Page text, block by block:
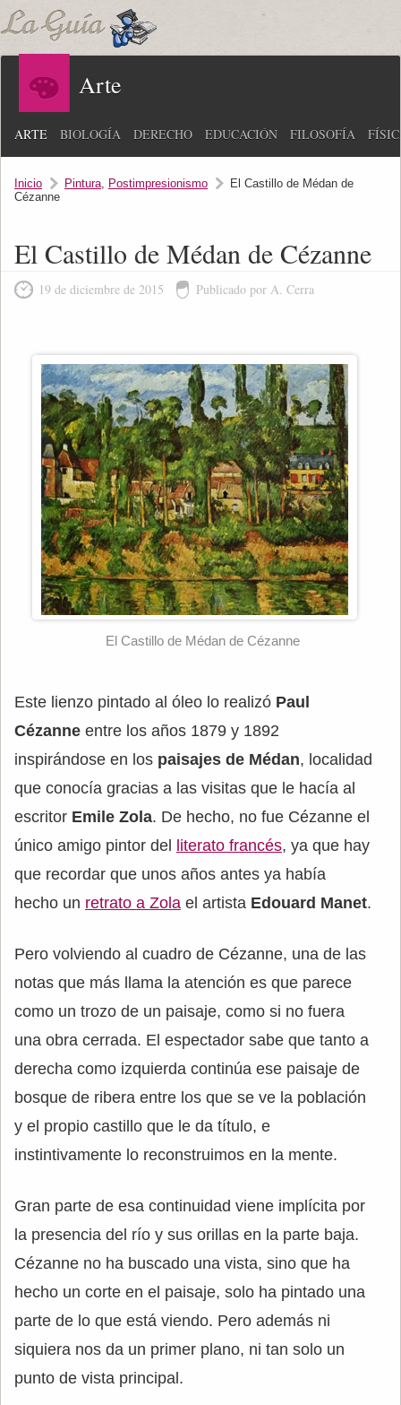
Arte
ARTE BIOLOGÍA DERECHO EDUCACIÓN FILOSOFÍA
Inicio Pintura, Postimpresionismo
El Castillo de Médan de
Cézanne
El Castillo de Médan de Cézanne
19 de diciembre de 2015 Publicado por A. Cerra
El Castillo de Médan de Cézanne
Este lienzo pintado al óleo lo realizó Paul
Cézanne entre los años 1879 y 1892
inspirándose en los paisajes de Médan, localidad
que conocía gracias a las visitas que le hacía al
escritor Emile Zola. De hecho, no fue Cézanne el
único amigo pintor del literato francés, ya que hay
que recordar que unos años antes ya había
hecho un retrato a Zola el artista Edouard Manet.
Pero volviendo al cuadro de Cézanne, una de las
notas que más llama la atención es que parece
como un trozo de un paisaje, como si no fuera
una obra cerrada. El espectador sabe que tanto a
derecha como izquierda continúa ese paisaje de
bosque de ribera entre los que se ve la población
y el propio castillo que le da título, e
instintivamente lo reconstruimos en la mente.
Gran parte de esa continuidad viene implícita por
la presencia del río y sus orillas en la parte baja.
Cézanne no ha buscado una vista, sino que ha
hecho un corte en el paisaje, solo ha pintado una
parte de lo que está viendo. Pero además ni
siquiera nos da un primer plano, ni tan solo un
punto de vista principal.